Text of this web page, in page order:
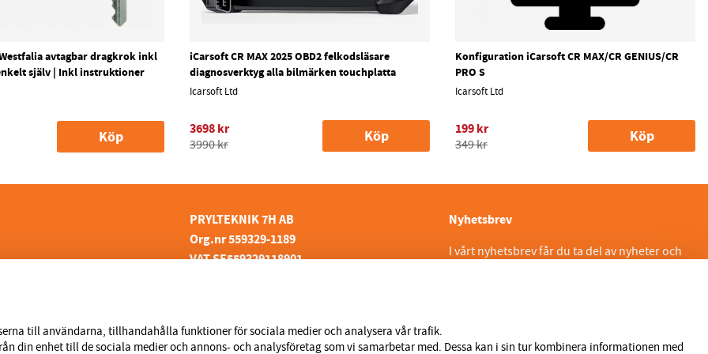
avtagbar dragkrok inkl
själv | Inkl instruktioner
Köp
iCarsoft CR MAX 2025 OBD2 felkodsläsare
diagnosverktyg alla bilmärken touchplatta
Icarsoft Ltd
3698 kr
3990 kr Köp
Konfiguration iCarsoft CR MAX/CR GENIUS/CR
PRO S
Icarsoft Ltd
199 kr
349 kr Köp
Otofix | Kopior | Falska
PRYLTEKNIK 7H AB
Org.nr 559329-1189
VAT SE559329118901
Nyhetsbrev
I vårt nyhetsbrev får du ta del av nyheter och
till användarna, tillhandahålla funktioner för sociala medier och analysera vår trafik.
din enhet till de sociala medier och annons- och analysföretag som vi samarbetar med. Dessa kan i sin tur kombinera informationen med